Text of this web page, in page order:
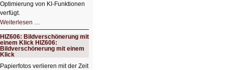
Optimierung von KI-Funktionen
verfügt.
Weiterlesen …
Schicker
kompakter
Rechenturbo
HIZ606: Bildverschönerung mit
einem Klick HIZ606:
Bildverschönerung mit einem
Klick
Papierfotos verlieren mit der Zeit